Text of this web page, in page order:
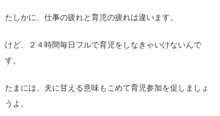
たしかに、仕事の疲れと育児の疲れは違います。
けど、２４時間毎日フルで育児をしなきゃいけないんで
す。
たまには、夫に甘える意味もこめて育児参加を促しましょ
うよ。